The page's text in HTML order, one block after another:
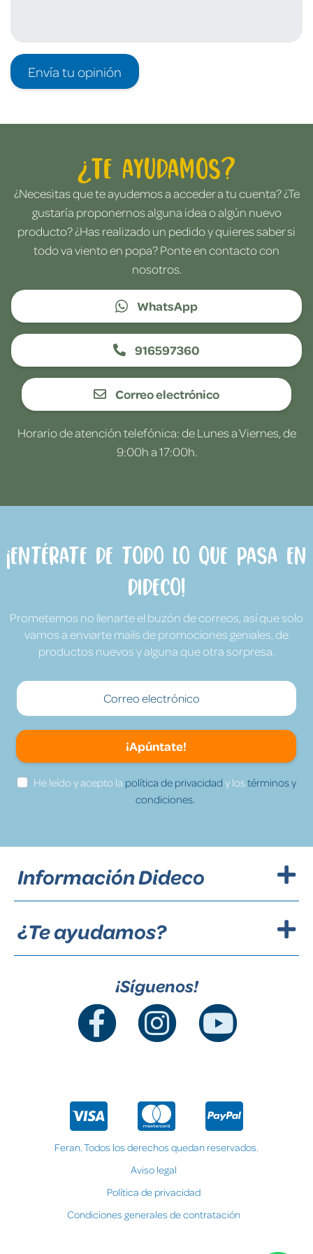
Envía tu opinión
¿Te ayudamos?
¿Necesitas que te ayudemos a acceder a tu cuenta? ¿Te
gustaría proponernos alguna idea o algún nuevo
producto? ¿Has realizado un pedido y quieres saber si
todo va viento en popa? Ponte en contacto con
nosotros.
WhatsApp
916597360
Correo electrónico
Horario de atención telefónica: de Lunes a Viernes, de
9:00h a 17:00h.
¡Entérate de todo lo que pasa en
Dideco!
Prometemos no llenarte el buzón de correos, así que solo
vamos a enviarte mails de promociones geniales, de
productos nuevos y alguna que otra sorpresa.
¡Apúntate!
He leído y acepto la política de privacidad y lostérminos y
condiciones.
Información Dideco
¿Te ayudamos?
¡Síguenos!
Feran. Todos los derechos quedan reservados.
Aviso legal
Política de privacidad
Condiciones generales de contratación